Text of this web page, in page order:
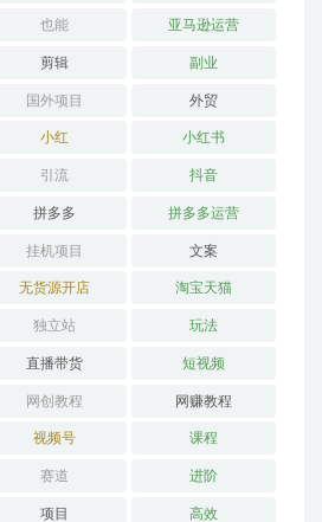
也能 亚马逊运营
剪辑 副业
国外项目 外贸
小红 小红书
引流 抖音
拼多多 拼多多运营
挂机项目 文案
无货源开店 淘宝天猫
独立站 玩法
直播带货 短视频
网创教程 网赚教程
视频号 课程
赛道 进阶
项目 高效